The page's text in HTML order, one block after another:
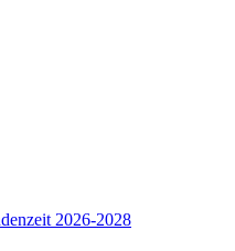
2026-2028